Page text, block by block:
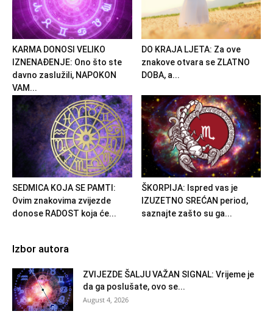
KARMA DONOSI VELIKO
IZNENAĐENJE: Ono što ste
davno zaslužili, NAPOKON
VAM...
DO KRAJA LJETA: Za ove
znakove otvara se ZLATNO
DOBA, a...
SEDMICA KOJA SE PAMTI:
Ovim znakovima zvijezde
donose RADOST koja će...
ŠKORPIJA: Ispred vas je
IZUZETNO SREĆAN period,
saznajte zašto su ga...
Izbor autora
ZVIJEZDE ŠALJU VAŽAN SIGNAL: Vrijeme je
da ga poslušate, ovo se...
August 4, 2026